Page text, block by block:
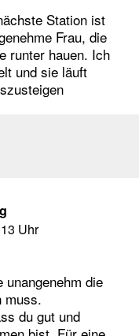
Station ist
Frau, die
runter hauen. Ich
und sie läuft
Uhr
die
muss.
du gut und